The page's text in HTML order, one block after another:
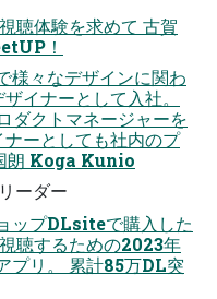
聴体験を求めて 古賀
！
様々なデザインに関わ
イナーとして入社。
クトマネージャーを
ーとしても社内のプ
朗 Koga Kunio
ーダー
ップDLsiteで購入した
聴するための2023年
プリ。 累計85万DL突